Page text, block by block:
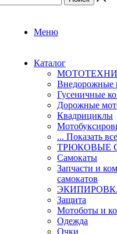
Меню
Каталог
Внедорожные
Гусеничные
Дорожные
Квадрициклы
... Показать все
ТРЮКОВЫЕ
Самокаты
Запчасти и
самокатов
Защита
Мотоботы и
Одежда
Очки